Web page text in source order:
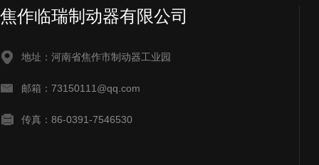
焦作临瑞制动器有限公司
地址：河南省焦作市制动器工业园
邮箱：73150111@qq.com
传真：86-0391-7546530